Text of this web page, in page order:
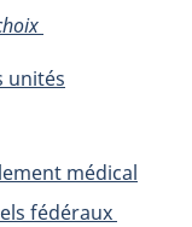
unités
médical
fédéraux